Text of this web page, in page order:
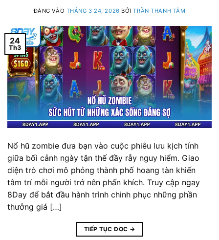
ĐĂNG VÀO THÁNG 3 24, 2026 BỞITRẦN THANH TÂM
24
Th3
Nổ hũ zombie đưa bạn vào cuộc phiêu lưu kịch tính
giữa bối cảnh ngày tận thế đầy rẫy nguy hiểm. Giao
diện trò chơi mô phỏng thành phố hoang tàn khiến
tâm trí mỗi người trở nên phấn khích. Truy cập ngay
8Day để bắt đầu hành trình chinh phục những phần
thưởng giá […]
TIẾP TỤC ĐỌC →